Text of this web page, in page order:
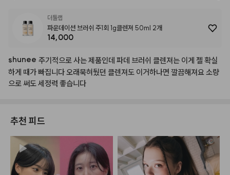
더툴랩
파운데이션 브러쉬 주1회 1g클렌져 50ml 2개
14,000
shunee 주기적으로사는제품인데 파데 브러쉬 클렌져는 이게 젤 확실
하게 때가 빠집니다오래묵혀뒀던 클렌져도 이거하나면 깔끔해져요소량
으로 써도세정력 좋습니다
추천 피드